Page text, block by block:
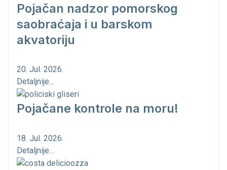
Pojačan nadzor pomorskog
saobraćaja i u barskom
akvatoriju
20. Jul. 2026.
Detaljnije...
Pojačane kontrole na moru!
18. Jul. 2026.
Detaljnije...